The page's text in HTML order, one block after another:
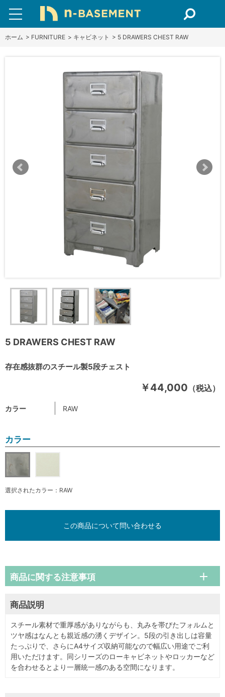
ホーム > FURNITURE > キャビネット > 5 DRAWERS CHEST RAW
5 DRAWERS CHEST RAW
存在感抜群のスチール製5段チェスト
￥44,000 （税込）
カラー RAW
カラー
選択されたカラー：RAW
この商品について問い合わせる
商品説明
スチール素材で重厚感がありながらも、丸みを帯びたフォルムと
ツヤ感はなんとも親近感の湧くデザイン。5段の引き出しは容量
たっぷりで、さらにA4サイズ収納可能なので幅広い用途でご利
用いただけます。同シリーズのローキャビネットやロッカーなど
を合わせるとより一層統一感のある空間になります。
商品に関する注意事項